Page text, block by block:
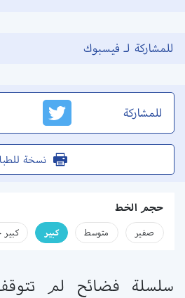
للمشاركة لـ فيسبوك
للمشاركة
نسخة
حجم الخط
صفير متوسط كبير كبير
سلسلة فضائح لم